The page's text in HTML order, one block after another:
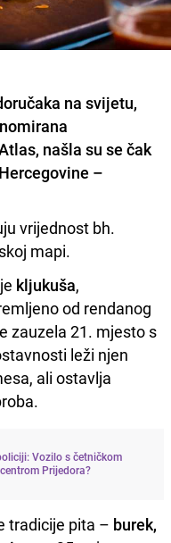
na svijetu,
našla su se čak
–
vrijednost bh.
mapi.
kljukuša,
od rendanog
zauzela 21. mjesto s
leži njen
ali ostavlja
Vozilo s četničkom
Prijedora?
tradicije pita – burek,